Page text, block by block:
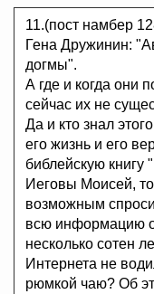
11.(пост намбер
Гена Дружинин:
догмы".
А где и когда они
сейчас их не
Да и кто знал
его жизнь и его
библейскую
Иеговы Моисей,
возможным
всю информацию
несколько сотен
Интернета не
рюмкой чаю? Об